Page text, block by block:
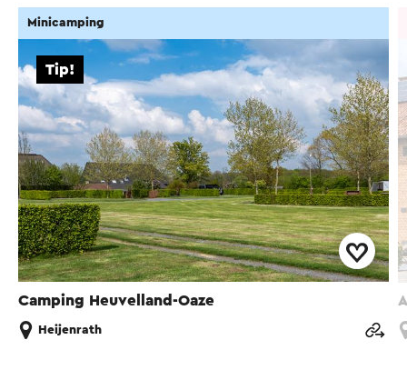
Camping Heuvelland-Oaze
Tip!
Minicamping
Heijenrath